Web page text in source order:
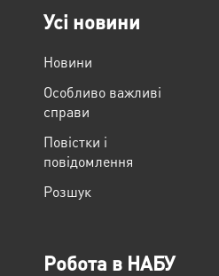
Усі новини
Новини
Особливо важливі
справи
Повістки і
повідомлення
Розшук
Робота в НАБУ